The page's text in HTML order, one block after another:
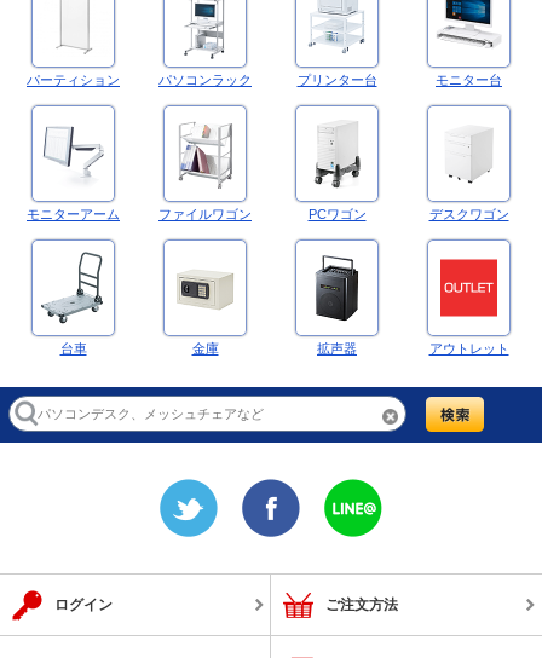
パーティション パソコンラック プリンター台 モニター台
モニターアーム ファイルワゴン PCワゴン デスクワゴン
台車 金庫 拡声器 アウトレット
ログイン ご注文方法